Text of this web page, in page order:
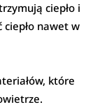
ciepło i
nawet w
które